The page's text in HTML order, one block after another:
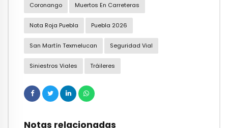
Coronango Muertos En Carreteras
Nota Roja Puebla Puebla 2026
San Martín Texmelucan Seguridad Vial
Siniestros Viales Tráileres
Notas relacionadas